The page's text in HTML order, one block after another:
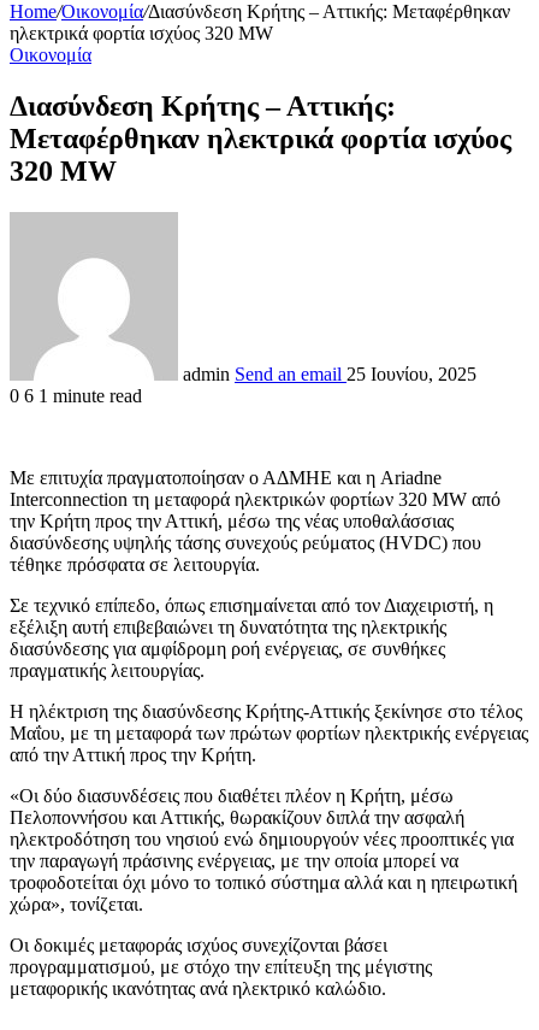
Home/Οικονομία/Διασύνδεση Κρήτης – Αττικής: Μεταφέρθηκαν
ηλεκτρικά φορτία ισχύος 320 MW
Οικονομία
Διασύνδεση Κρήτης – Αττικής:
Μεταφέρθηκαν ηλεκτρικά φορτία ισχύος
320 MW
admin Send an email 25 Ιουνίου, 2025
0 6 1 minute read
Με επιτυχία πραγματοποίησαν ο ΑΔΜΗΕ και η Ariadne
Interconnection τη μεταφορά ηλεκτρικών φορτίων 320 MW από
την Κρήτη προς την Αττική, μέσω της νέας υποθαλάσσιας
διασύνδεσης υψηλής τάσης συνεχούς ρεύματος (HVDC) που
τέθηκε πρόσφατα σε λειτουργία.
Σε τεχνικό επίπεδο, όπως επισημαίνεται από τον Διαχειριστή, η
εξέλιξη αυτή επιβεβαιώνει τη δυνατότητα της ηλεκτρικής
διασύνδεσης για αμφίδρομη ροή ενέργειας, σε συνθήκες
πραγματικής λειτουργίας.
Η ηλέκτριση της διασύνδεσης Κρήτης-Αττικής ξεκίνησε στο τέλος
Μαΐου, με τη μεταφορά των πρώτων φορτίων ηλεκτρικής ενέργειας
από την Αττική προς την Κρήτη.
«Οι δύο διασυνδέσεις που διαθέτει πλέον η Κρήτη, μέσω
Πελοποννήσου και Αττικής, θωρακίζουν διπλά την ασφαλή
ηλεκτροδότηση του νησιού ενώ δημιουργούν νέες προοπτικές για
την παραγωγή πράσινης ενέργειας, με την οποία μπορεί να
τροφοδοτείται όχι μόνο το τοπικό σύστημα αλλά και η ηπειρωτική
χώρα», τονίζεται.
Οι δοκιμές μεταφοράς ισχύος συνεχίζονται βάσει
προγραμματισμού, με στόχο την επίτευξη της μέγιστης
μεταφορικής ικανότητας ανά ηλεκτρικό καλώδιο.